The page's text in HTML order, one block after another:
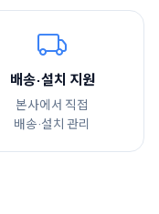
배송·설치 지원
본사에서 직접
배송·설치 관리